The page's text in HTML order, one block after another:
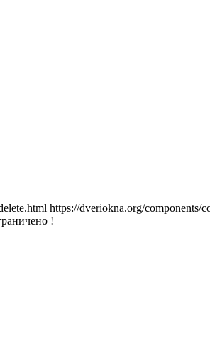
https://dveriokna.org/components/
!